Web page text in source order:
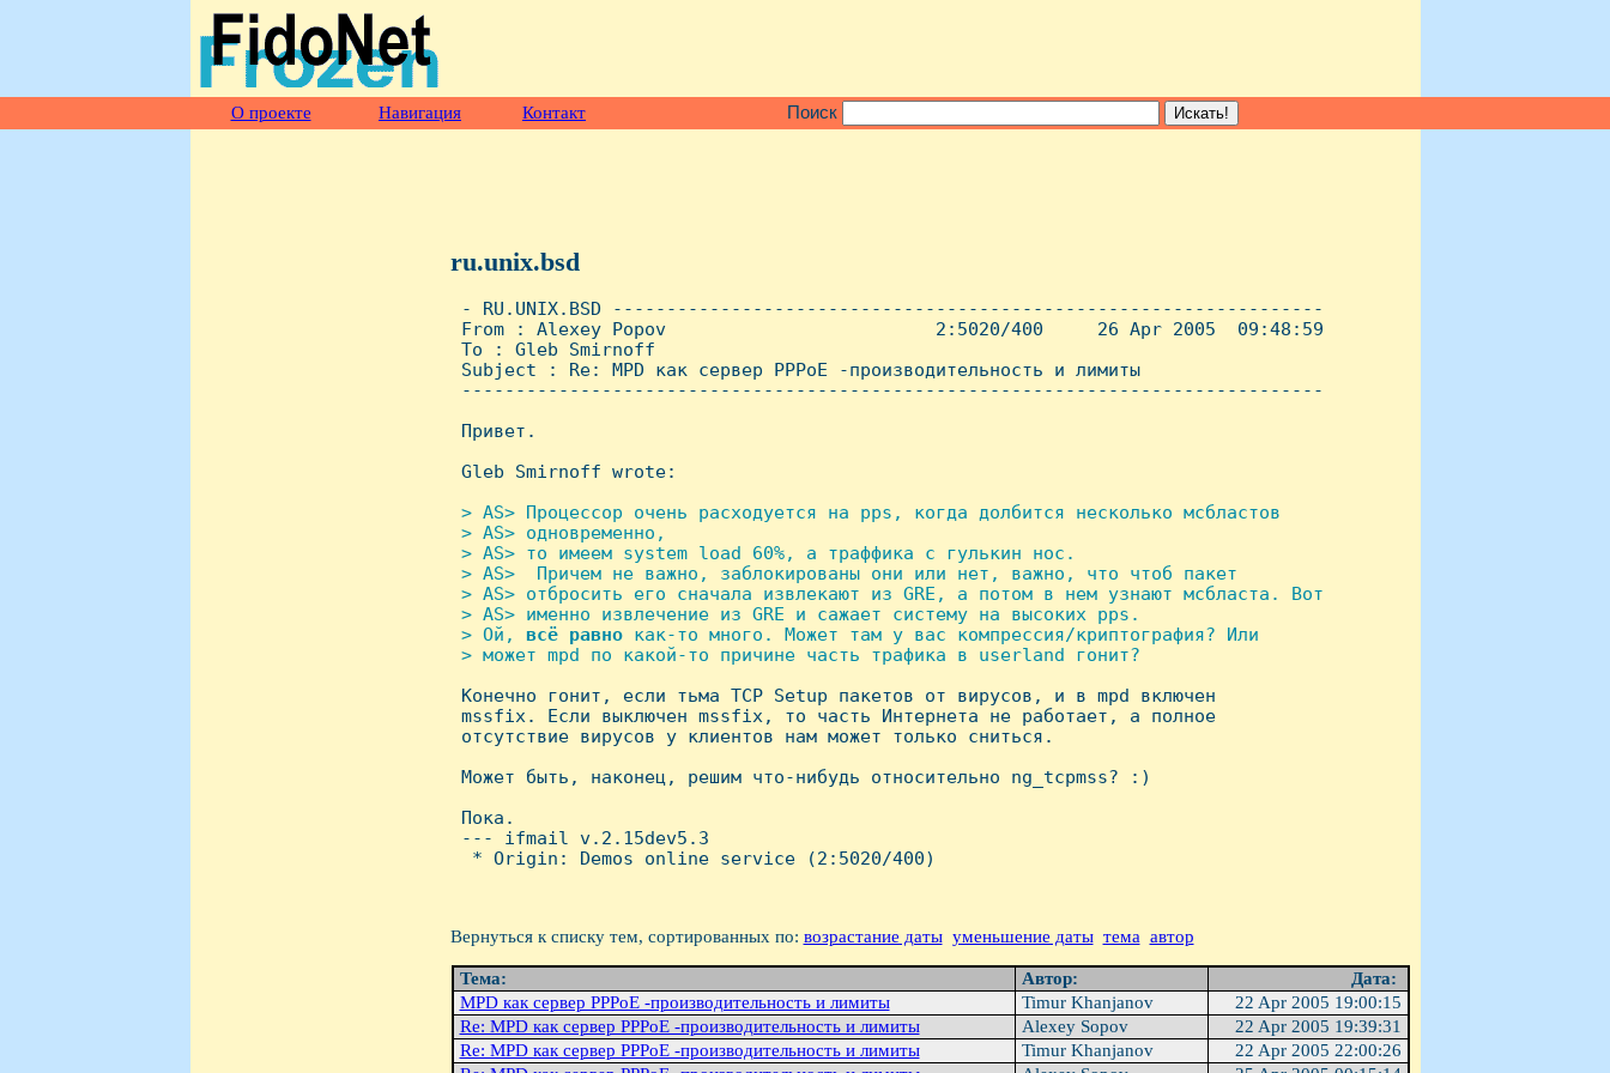
О проекте Навигация Контакт Поиск
ru.unix.bsd
- RU.UNIX.BSD ------------------------------------------------------------------
From : Alexey Popov                         2:5020/400     26 Apr 2005  09:48:59
To : Gleb Smirnoff
Subject : Re: MPD как сервер PPPoE -производительность и лимиты
--------------------------------------------------------------------------------
Привет.
Gleb Smirnoff wrote:
> AS> Процессор очень расходуется на pps, когда долбится несколько мсбластов
> AS> одновременно,
> AS> то имеем system load 60%, а траффика с гулькин нос.
> AS>  Причем не важно, заблокированы они или нет, важно, что чтоб пакет
> AS> отбросить его сначала извлекают из GRE, а потом в нем узнают мсбласта. Вот
> AS> именно извлечение из GRE и сажает систему на высоких pps.
> Ой, всё равно как-то много. Может там у вас компрессия/криптография? Или
> может mpd по какой-то причине часть трафика в userland гонит?
Конечно гонит, если тьма TCP Setup пакетов от вирусов, и в mpd включен
mssfix. Если выключен mssfix, то часть Интернета не работает, а полное
отсутствие вирусов у клиентов нам может только сниться.
Может быть, наконец, решим что-нибудь относительно ng_tcpmss? :)
Пока.
--- ifmail v.2.15dev5.3
  * Origin: Demos online service (2:5020/400)
Вернуться к списку тем, сортированных по: возрастание даты уменьшение даты тема автор
Тема: Автор:
Дата:
MPD как сервер PPPoE -производительность и лимиты
Timur Khanjanov
22 Apr 2005 19:00:15
Re: MPD как сервер PPPoE -производительность и лимиты
Alexey Sopov
22 Apr 2005 19:39:31
Re: MPD как сервер PPPoE -производительность и лимиты
Timur Khanjanov
22 Apr 2005 22:00:26